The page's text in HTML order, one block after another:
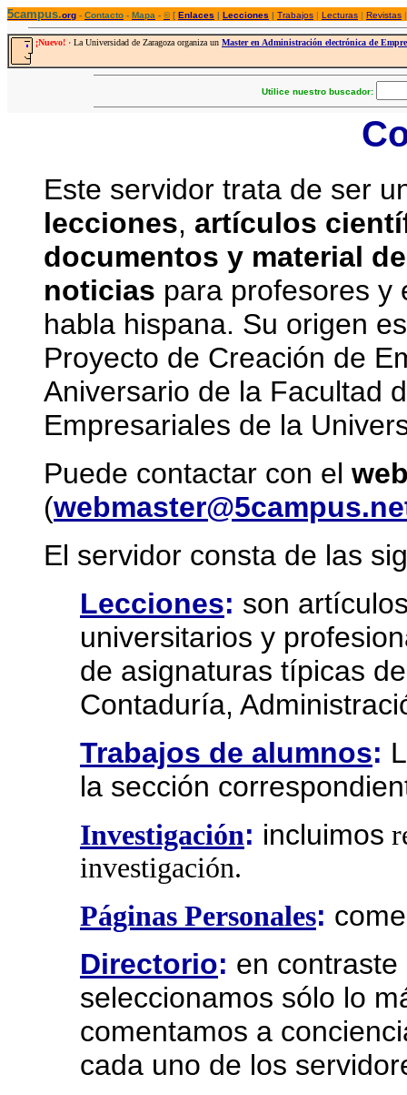
5campus.org - Contacto - Mapa - ©[Enlaces | Lecciones | Trabajos | Lecturas | Revistas |
¡Nuevo! · La Universidad de Zaragoza organiza un Master en Administración electrónica de
Utilice nuestro buscador:
Este servidor trata de ser
lecciones, artículos
documentos y material
noticias para profesores y
habla hispana. Su origen
Proyecto de Creación de
Aniversario de la Facultad
Empresariales de la
Puede contactar con el
(
El servidor consta de las
Lecciones: son
universitarios y
de asignaturas típicas
Contaduría,
Trabajos de alumnos:
la sección
Investigación: incluimos
investigación.
Páginas Personales:
Directorio: en
seleccionamos sólo lo
comentamos a
cada uno de los